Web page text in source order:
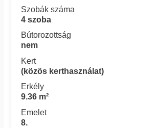
Szobák száma
4 szoba
Bútorozottság
nem
Kert
(közös kerthasználat)
Erkély
9.36 m²
Emelet
8.